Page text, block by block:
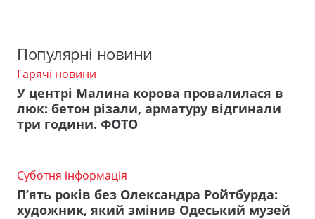
Популярні новини
Гарячі новини
У центрі Малина корова провалилася в
люк: бетон різали, арматуру відгинали
три години. ФОТО
Суботня інформація
П’ять років без Олександра Ройтбурда:
художник, який змінив Одеський музей